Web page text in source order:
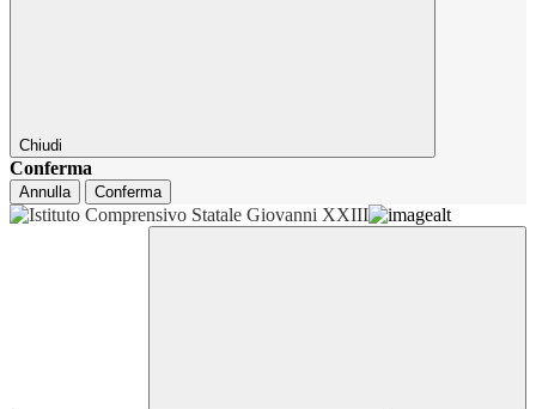
Chiudi
Conferma
Annulla Conferma